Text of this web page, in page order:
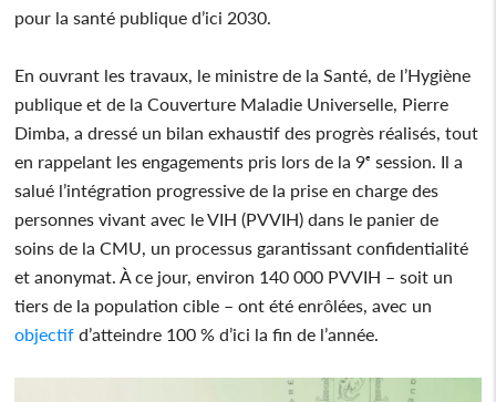
pour la santé publique d’ici 2030.
En ouvrant les travaux, le ministre de la Santé, de l’Hygiène
publique et de la Couverture Maladie Universelle, Pierre
Dimba, a dressé un bilan exhaustif des progrès réalisés, tout
en rappelant les engagements pris lors de la 9ᵉ session. Il a
salué l’intégration progressive de la prise en charge des
personnes vivant avec le VIH (PVVIH) dans le panier de
soins de la CMU, un processus garantissant confidentialité
et anonymat. À ce jour, environ 140 000 PVVIH – soit un
tiers de la population cible – ont été enrôlées, avec un
objectif d’atteindre 100 % d’ici la fin de l’année.